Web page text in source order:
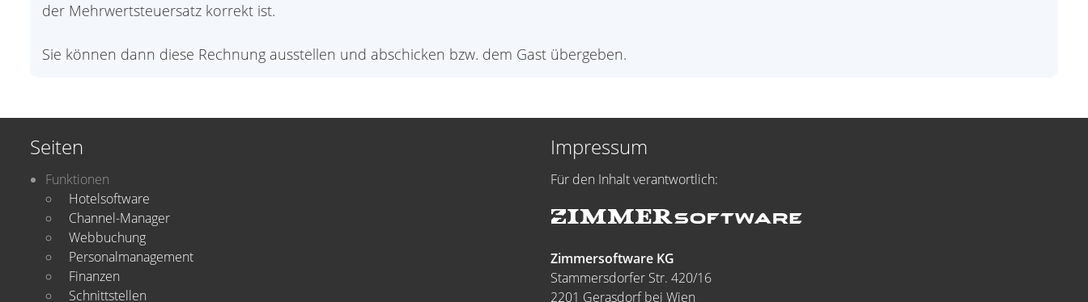
der Mehrwertsteuersatz korrekt ist.
Sie können dann diese Rechnung ausstellen und abschicken bzw. dem Gast übergeben.
Seiten
Funktionen
Hotelsoftware
Channel-Manager
Webbuchung
Personalmanagement
Finanzen
Schnittstellen
Impressum
Für den Inhalt verantwortlich:
Zimmersoftware KG
Stammersdorfer Str. 420/16
2201 Gerasdorf bei Wien